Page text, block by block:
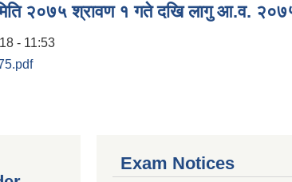
२०७५ श्रावण १ गते दखि लागु आ.व.
- 11:53
Exam Notices